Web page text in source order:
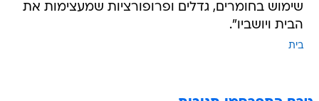
שימוש בחומרים, גדלים ופרופורציות שמעצימות את
הבית ויושביו".
בית